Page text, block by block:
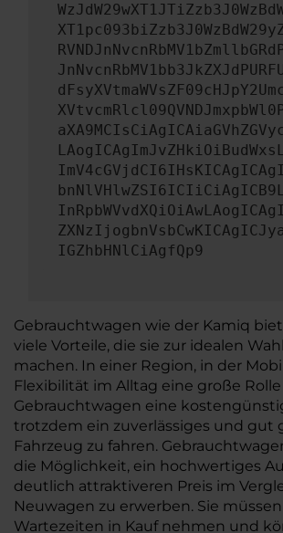
IGZhbHNlCiAgfQp9
Gebrauchtwagen wie der Kamiq
viele Vorteile, die sie zur idealen
machen. In einer Region, in der
Flexibilität im Alltag eine große
Gebrauchtwagen eine
trotzdem ein zuverlässiges und gut
Fahrzeug zu fahren.
die Möglichkeit, ein hochwertiges
deutlich attraktiveren Preis im
Neuwagen zu erwerben. Sie
Wartezeiten in Kauf nehmen und